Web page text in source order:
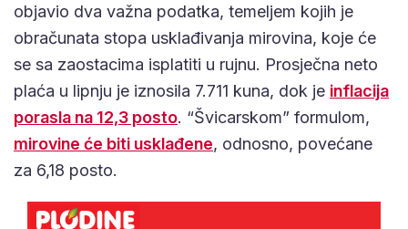
objavio dva važna podatka, temeljem kojih je
obračunata stopa usklađivanja mirovina, koje će
se sa zaostacima isplatiti u rujnu. Prosječna neto
plaća u lipnju je iznosila 7.711 kuna, dok je inflacija
porasla na 12,3 posto. “Švicarskom” formulom,
mirovine će biti usklađene, odnosno, povećane
za 6,18 posto.